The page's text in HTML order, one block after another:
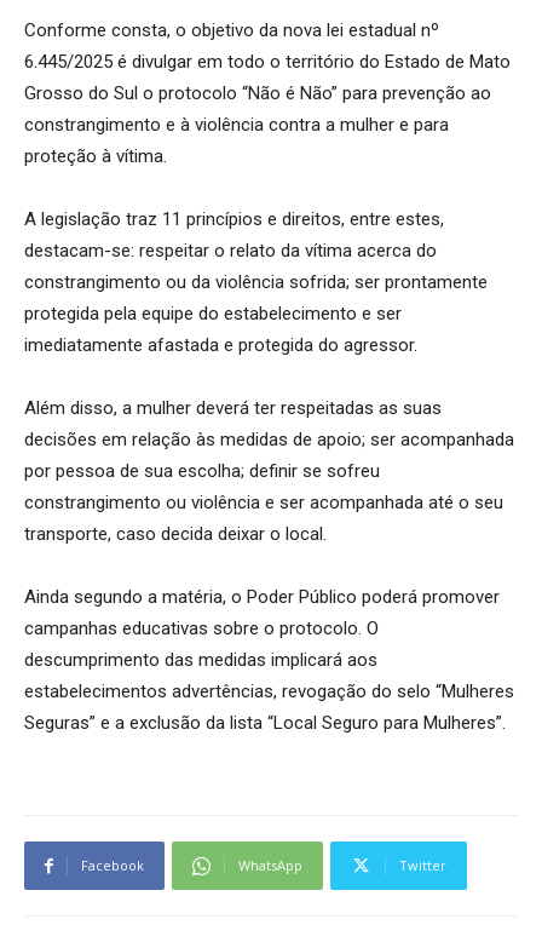
Conforme consta, o objetivo da nova lei estadual nº
6.445/2025 é divulgar em todo o território do Estado de Mato
Grosso do Sul o protocolo “Não é Não” para prevenção ao
constrangimento e à violência contra a mulher e para
proteção à vítima.
A legislação traz 11 princípios e direitos, entre estes,
destacam-se: respeitar o relato da vítima acerca do
constrangimento ou da violência sofrida; ser prontamente
protegida pela equipe do estabelecimento e ser
imediatamente afastada e protegida do agressor.
Além disso, a mulher deverá ter respeitadas as suas
decisões em relação às medidas de apoio; ser acompanhada
por pessoa de sua escolha; definir se sofreu
constrangimento ou violência e ser acompanhada até o seu
transporte, caso decida deixar o local.
Ainda segundo a matéria, o Poder Público poderá promover
campanhas educativas sobre o protocolo. O
descumprimento das medidas implicará aos
estabelecimentos advertências, revogação do selo “Mulheres
Seguras” e a exclusão da lista “Local Seguro para Mulheres”.
Facebook WhatsApp Twitter